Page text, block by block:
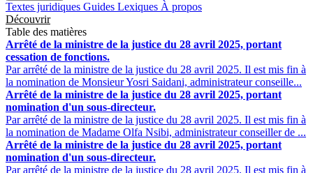
Textes juridiques Guides Lexiques À propos
Découvrir
Table des matières
Arrêté de la ministre de la justice du 28 avril 2025, portant
cessation de fonctions.
Par arrêté de la ministre de la justice du 28 avril 2025. Il est mis fin à
la nomination de Monsieur Yosri Saidani, administrateur conseille...
Arrêté de la ministre de la justice du 28 avril 2025, portant
nomination d'un sous-directeur.
Par arrêté de la ministre de la justice du 28 avril 2025. Il est mis fin à
la nomination de Madame Olfa Nsibi, administrateur conseiller de ...
Arrêté de la ministre de la justice du 28 avril 2025, portant
nomination d'un sous-directeur.
Par arrêté de la ministre de la justice du 28 avril 2025. Il est mis fin à